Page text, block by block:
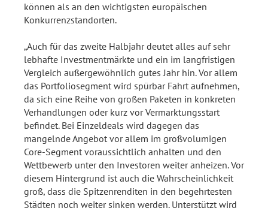
können als an den wichtigsten europäischen
Konkurrenzstandorten.
„Auch für das zweite Halbjahr deutet alles auf sehr
lebhafte Investmentmärkte und ein im langfristigen
Vergleich außergewöhnlich gutes Jahr hin. Vor allem
das Portfoliosegment wird spürbar Fahrt aufnehmen,
da sich eine Reihe von großen Paketen in konkreten
Verhandlungen oder kurz vor Vermarktungsstart
befindet. Bei Einzeldeals wird dagegen das
mangelnde Angebot vor allem im großvolumigen
Core-Segment voraussichtlich anhalten und den
Wettbewerb unter den Investoren weiter anheizen. Vor
diesem Hintergrund ist auch die Wahrscheinlichkeit
groß, dass die Spitzenrenditen in den begehrtesten
Städten noch weiter sinken werden. Unterstützt wird